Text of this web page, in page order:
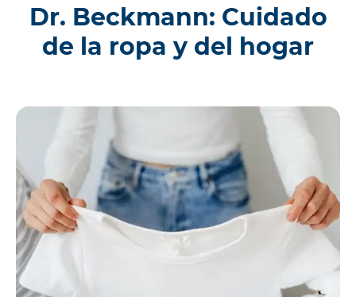
Dr. Beckmann: Cuidado
de la ropa y del hogar